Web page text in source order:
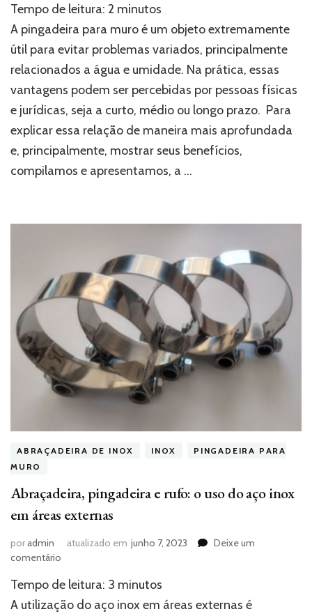
para
muro:
conheça
as
principais
vantagens
desse
produto
Tempo de leitura: 2 minutos
A pingadeira para muro é um objeto extremamente
útil para evitar problemas variados, principalmente
relacionados a água e umidade. Na prática, essas
vantagens podem ser percebidas por pessoas físicas
e jurídicas, seja a curto, médio ou longo prazo. Para
explicar essa relação de maneira mais aprofundada
e, principalmente, mostrar seus benefícios,
compilamos e apresentamos, a …
ABRAÇADEIRA DE INOX INOX
PINGADEIRA PARA
MURO
Abraçadeira, pingadeira e rufo: o uso do aço inox
em áreas externas
poradmin atualizado em junho 7, 2023
Deixe um
comentário
pingadeira
e
Tempo de leitura: 3 minutos
A utilização do aço inox em áreas externas é